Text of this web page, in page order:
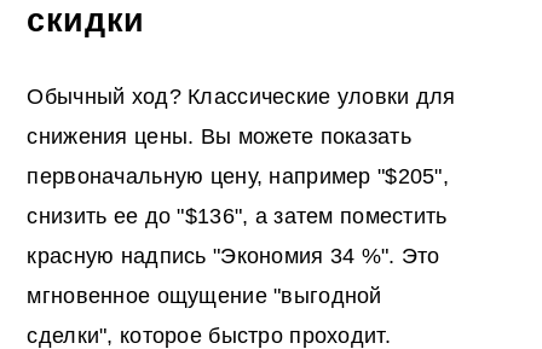
скидки
Обычный ход? Классические уловки для
снижения цены. Вы можете показать
первоначальную цену, например "$205",
снизить ее до "$136", а затем поместить
красную надпись "Экономия 34 %". Это
мгновенное ощущение "выгодной
сделки", которое быстро проходит.